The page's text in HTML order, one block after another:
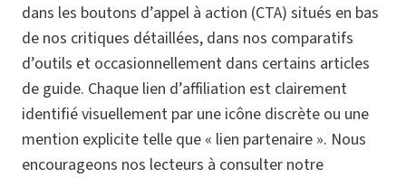
dans les boutons d’appel à action (CTA) situés en bas
de nos critiques détaillées, dans nos comparatifs
d’outils et occasionnellement dans certains articles
de guide. Chaque lien d’affiliation est clairement
identifié visuellement par une icône discrète ou une
mention explicite telle que « lien partenaire ». Nous
encourageons nos lecteurs à consulter notre